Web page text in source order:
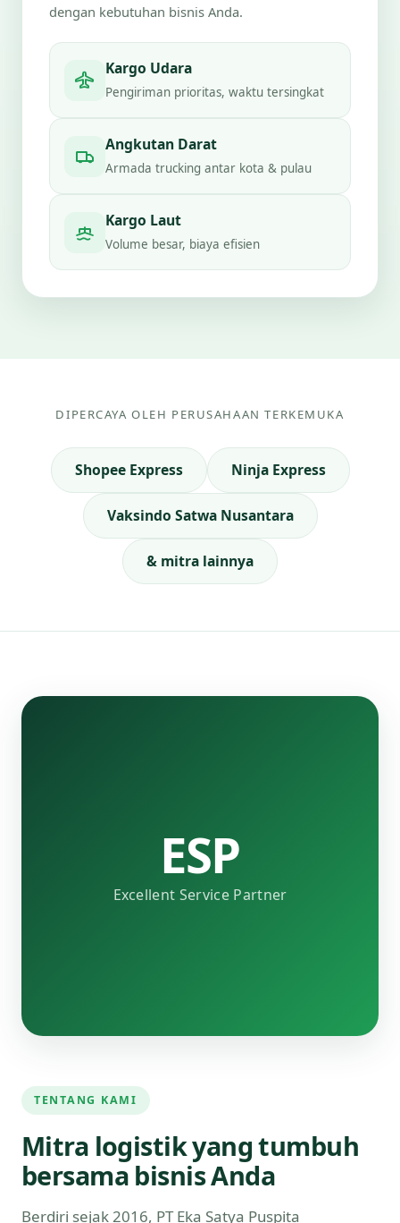
dengan kebutuhan bisnis Anda.
Kargo Udara
Pengiriman prioritas, waktu tersingkat
Angkutan Darat
Armada trucking antar kota & pulau
Kargo Laut
Volume besar, biaya efisien
DIPERCAYA OLEH PERUSAHAAN TERKEMUKA
Shopee Express Ninja Express
Vaksindo Satwa Nusantara
& mitra lainnya
ESP
Excellent Service Partner
TENTANG KAMI
Mitra logistik yang tumbuh
bersama bisnis Anda
Berdiri sejak 2016, PT Eka Satya Puspita